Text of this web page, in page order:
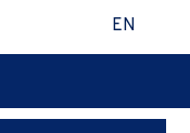
EN